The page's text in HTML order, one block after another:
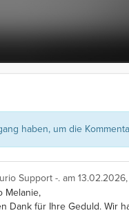
haben, um die
Support -. am
Melanie,
Dank für Ihre Geduld. Wir